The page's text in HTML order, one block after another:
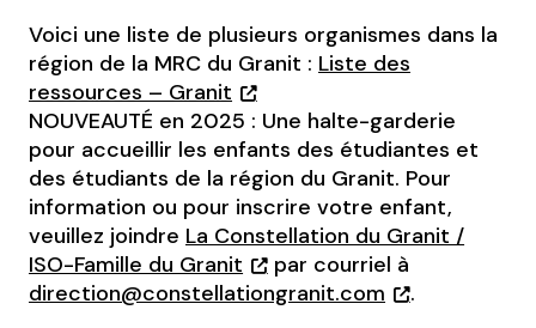
Voici une liste de plusieurs organismes dans la
région de la MRC du Granit : Liste des
ressources – Granit
NOUVEAUTÉ en 2025 : Une halte-garderie
pour accueillir les enfants des étudiantes et
des étudiants de la région du Granit. Pour
information ou pour inscrire votre enfant,
veuillez joindre La Constellation du Granit /
ISO-Famille du Granit
par courriel à
direction@constellationgranit.com
.